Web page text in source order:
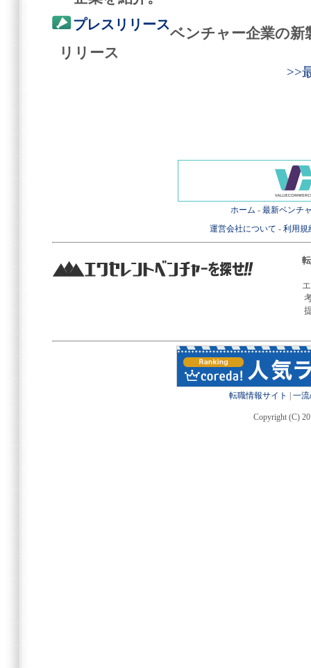
プレスリリース
ベンチャー企業の新
リリース
>>
ホーム - 最新ベンチ
運営会社について - 利用規
転職情報サイト 一
Copyright (C)